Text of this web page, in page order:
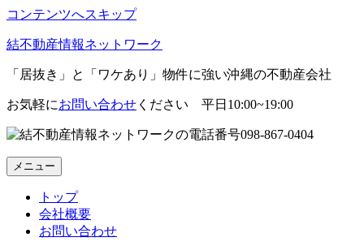
コンテンツへスキップ
結不動産情報ネットワーク
「居抜き」と「ワケあり」物件に強い沖縄の不動産会社
お気軽にお問い合わせ ください 平日10:00~19:00
098-867-0404
メニュー
トップ
会社概要
お問い合わせ